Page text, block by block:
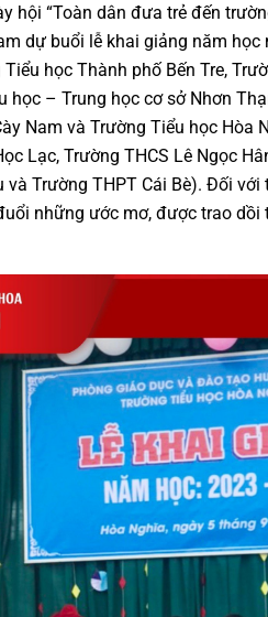
“Toàn dân đưa trẻ đến
dự buổi lễ khai giảng năm
học Thành phố Bến Tre,
học – Trung học cơ sở Nhơn
Nam và Trường Tiểu học Hòa
Lạc, Trường THCS Lê Ngọc
Trường THPT Cái Bè). Đối
những ước mơ, được trao dồi